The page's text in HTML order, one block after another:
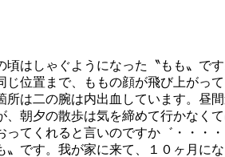
はしゃぐようになった〝もも〟で
位置まで、ももの顔が飛び上がっ
は二の腕は内出血しています。昼
朝夕の散歩は気を締めて行かなく
てくれると言いのですか゛・・・・
です。我が家に来て、１０ヶ月に